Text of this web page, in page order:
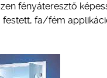
fényáteresztő
fa/fém